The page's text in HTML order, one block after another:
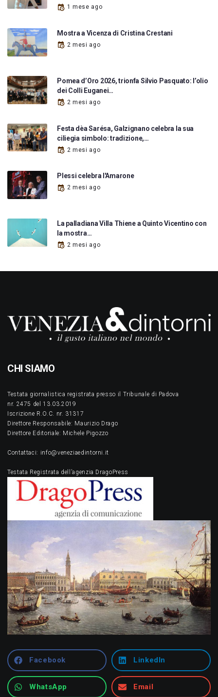
1 mese ago
Mostra a Vicenza di Cristina Crestani
2 mesi ago
Pomea d’Oro 2026, trionfa Silvio Pasquato: l’olio
dei Colli Euganei…
2 mesi ago
Festa dèa Sarésa, Galzignano celebra la sua
ciliegia simbolo: tradizione,…
2 mesi ago
Plessi celebra l'Amarone
2 mesi ago
La palladiana Villa Thiene a Quinto Vicentino con
la mostra…
2 mesi ago
CHI SIAMO
Testata giornalistica registrata presso il Tribunale di Padova
nr. 2475 del 13.03.2019
Iscrizione R.O.C. nr. 31317
Direttore Responsabile: Maurizio Drago
Direttore Editoriale: Michele Pigozzo
Contattaci: info@veneziaedintorni.it
Testata Registrata dell’agenzia DragoPress
Facebook LinkedIn
WhatsApp Email